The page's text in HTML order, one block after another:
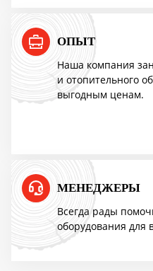
ПОВЫШЕНИЕ ЦЕН
Успей купить
Акция TMF!
ОПЫТ
Наша компания
и отопительного
выгодным ценам.
МЕНЕДЖЕРЫ
Всегда рады
оборудования для